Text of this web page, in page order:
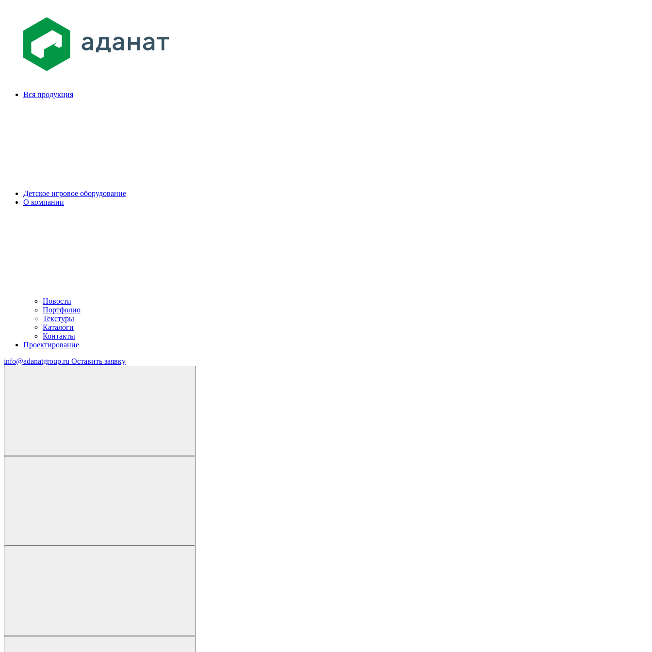
Вся продукция
Детское игровое оборудование
О компании
Новости
Портфолио
Текстуры
Каталоги
Контакты
Проектирование
info@adanatgroup.ru Оставить заявку